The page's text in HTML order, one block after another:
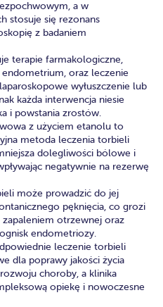
a w
stosuje się rezonans
z badaniem
terapie farmakologiczne,
oraz leczenie
wyłuszczenie lub
każda interwencja niesie
i powstania zrostów.
z użyciem etanolu to
metoda leczenia torbieli
dolegliwości bólowe i
negatywnie na rezerwę
może prowadzić do jej
pęknięcia, co grozi
otrzewnej oraz
endometriozy.
leczenie torbieli
dla poprawy jakości życia
choroby, a klinika
opiekę i nowoczesne